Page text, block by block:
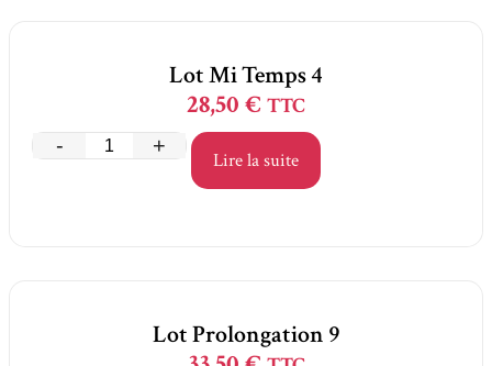
Lot Mi Temps 4
28,50 € TTC
- +
Lire la suite
Lot Prolongation 9